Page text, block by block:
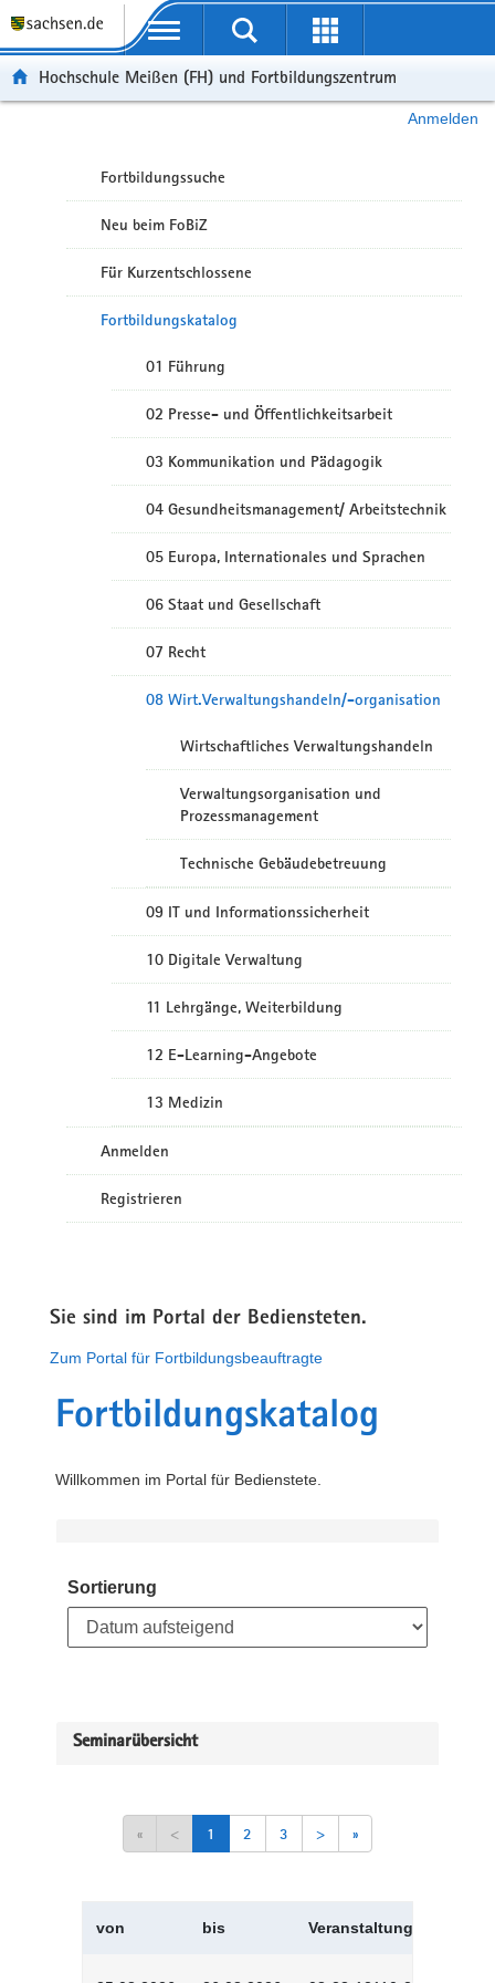
Portalübergreifende Navigation
Hochschule Meißen (FH) und Fortbildungszentrum
Anmelden
Fortbildungssuche
Neu beim FoBiZ
Für Kurzentschlossene
Fortbildungskatalog
01 Führung
02 Presse- und Öffentlichkeitsarbeit
03 Kommunikation und Pädagogik
04 Gesundheitsmanagement/ Arbeitstechnik
05 Europa, Internationales und Sprachen
06 Staat und Gesellschaft
07 Recht
08 Wirt.Verwaltungshandeln/-organisation
Wirtschaftliches Verwaltungshandeln
Verwaltungsorganisation und
Prozessmanagement
Technische Gebäudebetreuung
09 IT und Informationssicherheit
10 Digitale Verwaltung
11 Lehrgänge, Weiterbildung
12 E-Learning-Angebote
13 Medizin
Anmelden
Registrieren
Sie sind im Portal der Bediensteten.
Zum Portal für Fortbildungsbeauftragte
Fortbildungskatalog
Willkommen im Portal für Bedienstete.
Sortierung
Seminarübersicht
« < 1 2 3 > »
von bis Veranstaltungskürzel